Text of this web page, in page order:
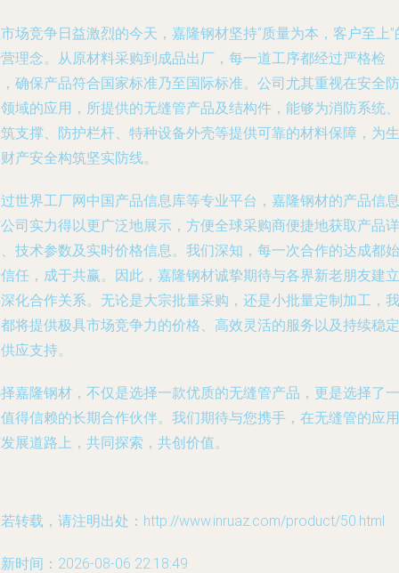
场竞争日益激烈的今天，嘉隆钢材坚持“质量为本，客户至上”
理念。从原材料采购到成品出厂，每一道工序都经过严格检
确保产品符合国家标准乃至国际标准。公司尤其重视在安全防
域的应用，所提供的无缝管产品及结构件，能够为消防系统、
支撑、防护栏杆、特种设备外壳等提供可靠的材料保障，为生
产安全构筑坚实防线。
世界工厂网中国产品信息库等专业平台，嘉隆钢材的产品信息
司实力得以更广泛地展示，方便全球采购商便捷地获取产品详
技术参数及实时价格信息。我们深知，每一次合作的达成都始
任，成于共赢。因此，嘉隆钢材诚挚期待与各界新老朋友建立
化合作关系。无论是大宗批量采购，还是小批量定制加工，我
将提供极具市场竞争力的价格、高效灵活的服务以及持续稳定
应支持。
嘉隆钢材，不仅是选择一款优质的无缝管产品，更是选择了一
得信赖的长期合作伙伴。我们期待与您携手，在无缝管的应用
展道路上，共同探索，共创价值。
转载，请注明出处：http://www.inruaz.com/product/50.html
时间：2026-08-06 22:18:49